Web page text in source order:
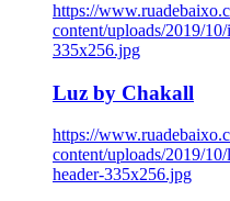
https://
content/uploads/2019/
335x256.jpg
Luz by Chakall
https://
content/uploads/2019/
header-335x256.jpg